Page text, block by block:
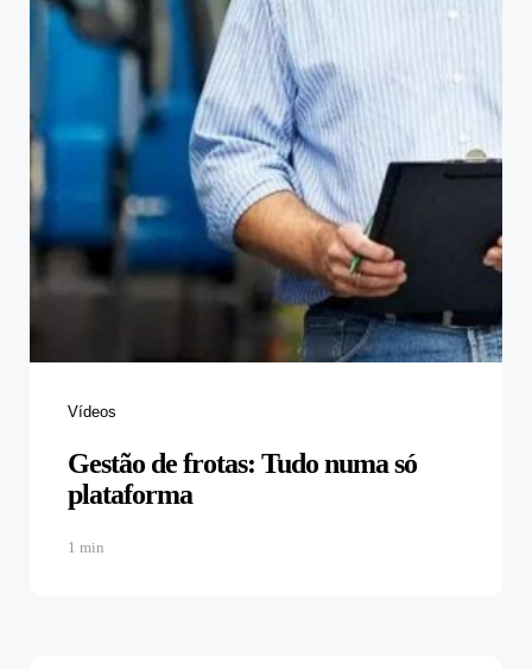
Categories
Vídeos
Gestão de frotas: Tudo numa só
plataforma
1 min